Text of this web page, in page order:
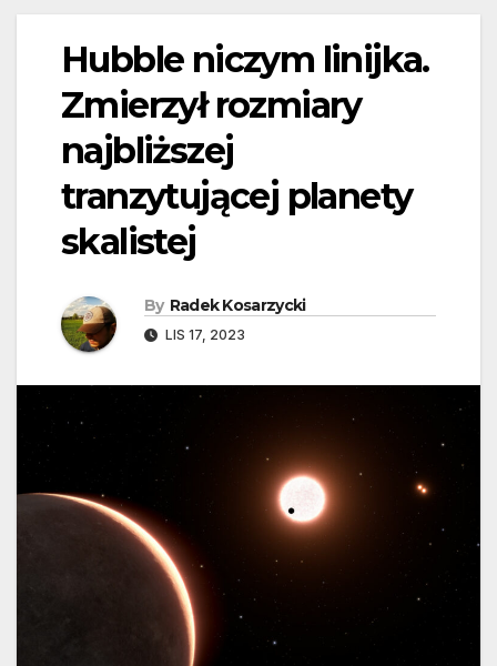
Hubble niczym linijka.
Zmierzył rozmiary
najbliższej
tranzytującej planety
skalistej
By Radek Kosarzycki
LIS 17, 2023